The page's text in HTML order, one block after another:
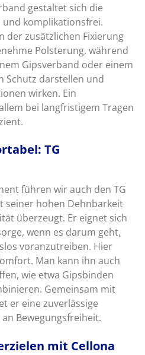
gestaltet sich die
komplikationsfrei.
der zusätzlichen Fixierung
Polsterung, während
Gipsverband oder einem
Schutz darstellen und
wirken. Ein
bei langfristigem Tragen
TG
führen wir auch den TG
seiner hohen Dehnbarkeit
überzeugt. Er eignet sich
wenn es darum geht,
voranzutreiben. Hier
Man kann ihn auch
wie etwa Gipsbinden
Gemeinsam mit
er eine zuverlässige
Bewegungsfreiheit.
mit Cellona